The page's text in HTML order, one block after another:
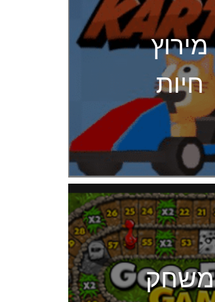
מירוץ
חיות
משחק